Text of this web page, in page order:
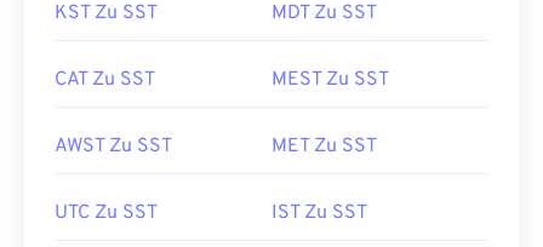
KST Zu SST MDT Zu SST
CAT Zu SST MEST Zu SST
AWST Zu SST MET Zu SST
UTC Zu SST IST Zu SST